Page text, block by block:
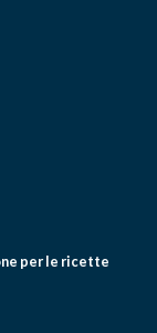
per le ricette